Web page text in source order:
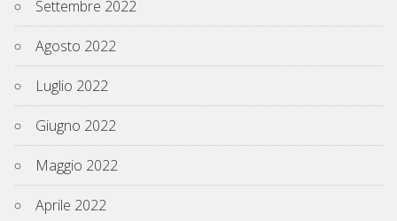
Settembre 2022
Agosto 2022
Luglio 2022
Giugno 2022
Maggio 2022
Aprile 2022